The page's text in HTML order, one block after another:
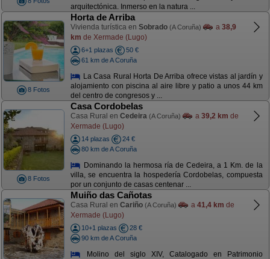
arquitectónica. Inmerso en la natura ...
8 Fotos
Horta de Arriba
Vivienda turística en Sobrado (A Coruña) a 38,9
km de Xermade (Lugo)
6+1 plazas
50 €
61 km de A Coruña
La Casa Rural Horta De Arriba ofrece vistas al jardín y
alojamiento con piscina al aire libre y patio a unos 44 km
del centro de congresos y ...
8 Fotos
Casa Cordobelas
Casa Rural en Cedeira (A Coruña) a 39,2 km de
Xermade (Lugo)
14 plazas
24 €
80 km de A Coruña
Dominando la hermosa ría de Cedeira, a 1 Km. de la
villa, se encuentra la hospedería Cordobelas, compuesta
por un conjunto de casas centenar ...
Muiño das Cañotas
Casa Rural en Cariño (A Coruña) a 41,4 km de
Xermade (Lugo)
10+1 plazas
28 €
90 km de A Coruña
Molino del siglo XIV, Catalogado en Patrimonio